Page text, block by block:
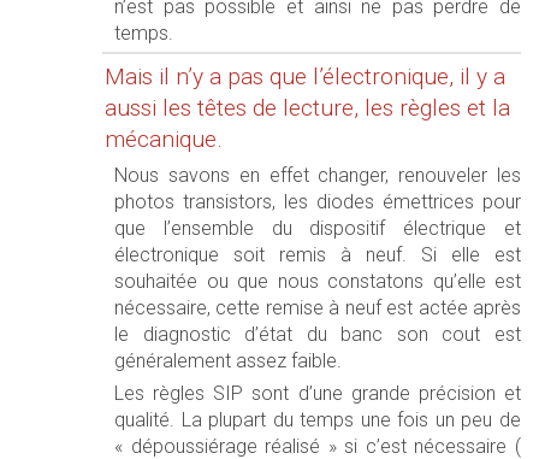
n’est pas possible et ainsi ne pas perdre de
temps.
Mais il n’y a pas que l’électronique, il y a
aussi les têtes de lecture, les règles et la
mécanique.
Nous savons en effet changer, renouveler les
photos transistors, les diodes émettrices pour
que l’ensemble du dispositif électrique et
électronique soit remis à neuf. Si elle est
souhaitée ou que nous constatons qu’elle est
nécessaire, cette remise à neuf est actée après
le diagnostic d’état du banc son cout est
généralement assez faible.
Les règles SIP sont d’une grande précision et
qualité. La plupart du temps une fois un peu de
« dépoussiérage réalisé » si c’est nécessaire (